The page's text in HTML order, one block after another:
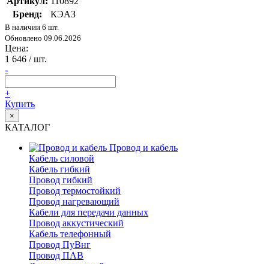
Бренд:
КЭАЗ
В наличии 6 шт.
Обновлено 09.06.2026
Цена:
1 646 / шт.
-
+
Купить
×
КАТАЛОГ
Провод и кабель
Кабель силовой
Кабель гибкий
Провод гибкий
Провод термостойкий
Провод нагревающий
Кабели для передачи данных
Провод аккустический
Кабель телефонный
Провод ПуВнг
Провод ПАВ